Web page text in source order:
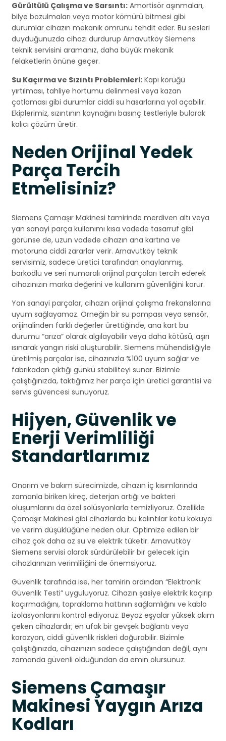
Gürültülü Çalışma ve Sarsıntı: Amortisör aşınmaları,
bilye bozulmaları veya motor kömürü bitmesi gibi
durumlar cihazın mekanik ömrünü tehdit eder. Bu sesleri
duyduğunuzda cihazı durdurup Arnavutköy Siemens
teknik servisini aramanız, daha büyük mekanik
felaketlerin önüne geçer.
Su Kaçırma ve Sızıntı Problemleri: Kapı körüğü
yırtılması, tahliye hortumu delinmesi veya kazan
çatlaması gibi durumlar ciddi su hasarlarına yol açabilir.
Ekiplerimiz, sızıntının kaynağını basınç testleriyle bularak
kalıcı çözüm üretir.
Neden Orijinal Yedek
Parça Tercih
Etmelisiniz?
Siemens Çamaşır Makinesi tamirinde merdiven altı veya
yan sanayi parça kullanımı kısa vadede tasarruf gibi
görünse de, uzun vadede cihazın ana kartına ve
motoruna ciddi zararlar verir. Arnavutköy teknik
servisimiz, sadece üretici tarafından onaylanmış,
barkodlu ve seri numaralı orijinal parçaları tercih ederek
cihazınızın marka değerini ve kullanım güvenliğini korur.
Yan sanayi parçalar, cihazın orijinal çalışma frekanslarına
uyum sağlayamaz. Örneğin bir su pompası veya sensör,
orijinalinden farklı değerler ürettiğinde, ana kart bu
durumu “arıza” olarak algılayabilir veya daha kötüsü, aşırı
ısınarak yangın riski oluşturabilir. Siemens mühendisliğiyle
üretilmiş parçalar ise, cihazınızla %100 uyum sağlar ve
fabrikadan çıktığı günkü stabiliteyi sunar. Bizimle
çalıştığınızda, taktığımız her parça için üretici garantisi ve
servis güvencesi sunuyoruz.
Hijyen, Güvenlik ve
Enerji Verimliliği
Standartlarımız
Onarım ve bakım sürecimizde, cihazın iç kısımlarında
zamanla biriken kireç, deterjan artığı ve bakteri
oluşumlarını da özel solüsyonlarla temizliyoruz. Özellikle
Çamaşır Makinesi gibi cihazlarda bu kalıntılar kötü kokuya
ve verim düşüklüğüne neden olur. Optimize edilen bir
cihaz çok daha az su ve elektrik tüketir. Arnavutköy
Siemens servisi olarak sürdürülebilir bir gelecek için
cihazlarınızın verimliliğini de önemsiyoruz.
Güvenlik tarafında ise, her tamirin ardından “Elektronik
Güvenlik Testi” uyguluyoruz. Cihazın şasiye elektrik kaçırıp
kaçırmadığını, topraklama hattının sağlamlığını ve kablo
izolasyonlarını kontrol ediyoruz. Beyaz eşyalar yüksek akım
çeken cihazlardır; en ufak bir gevşek bağlantı veya
korozyon, ciddi güvenlik riskleri doğurabilir. Bizimle
çalıştığınızda, cihazınızın sadece çalıştığından değil, aynı
zamanda güvenli olduğundan da emin olursunuz.
Siemens Çamaşır
Makinesi Yaygın Arıza
Kodları